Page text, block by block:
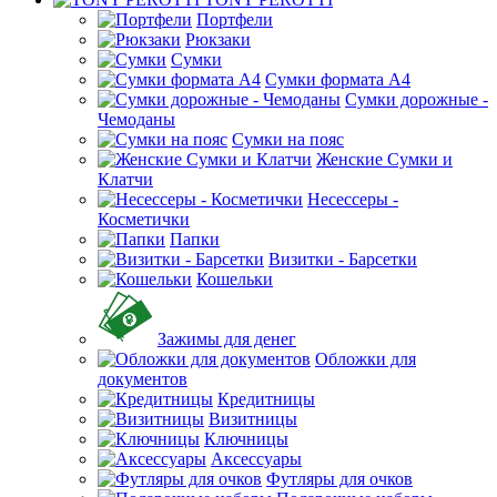
Портфели
Рюкзаки
Сумки
Сумки формата А4
Сумки дорожные -
Чемоданы
Сумки на пояс
Женские Сумки и
Клатчи
Несессеры -
Косметички
Папки
Визитки - Барсетки
Кошельки
Зажимы для денег
Обложки для
документов
Кредитницы
Визитницы
Ключницы
Аксессуары
Футляры для очков